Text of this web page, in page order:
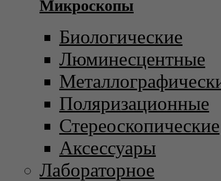
Микроскопы
Биологические
Люминесцентные
Поляризационные
Стереоскопические
Аксессуары
Лабораторное